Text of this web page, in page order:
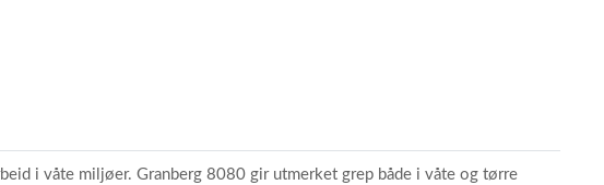
i våte miljøer. Granberg 8080 gir utmerket grep både i våte og tørre